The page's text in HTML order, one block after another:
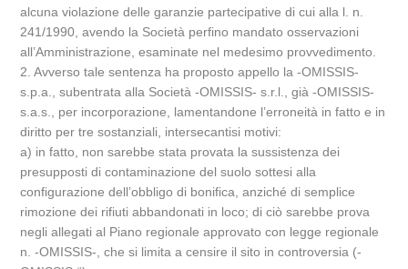
alcuna violazione delle garanzie partecipative di cui alla l. n.
241/1990, avendo la Società perfino mandato osservazioni
all’Amministrazione, esaminate nel medesimo provvedimento.
2. Avverso tale sentenza ha proposto appello la -OMISSIS-
s.p.a., subentrata alla Società -OMISSIS- s.r.l., già -OMISSIS-
s.a.s., per incorporazione, lamentandone l’erroneità in fatto e in
diritto per tre sostanziali, intersecantisi motivi:
a) in fatto, non sarebbe stata provata la sussistenza dei
presupposti di contaminazione del suolo sottesi alla
configurazione dell’obbligo di bonifica, anziché di semplice
rimozione dei rifiuti abbandonati in loco; di ciò sarebbe prova
negli allegati al Piano regionale approvato con legge regionale
n. -OMISSIS-, che si limita a censire il sito in controversia (-